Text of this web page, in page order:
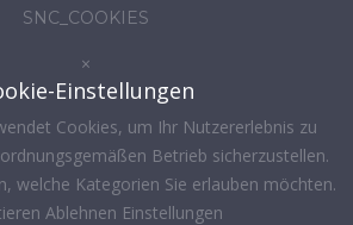
SNC_COOKIES
×
Einstellungen
Cookies, um Ihr Nutzererlebnis zu
Betrieb sicherzustellen.
welche Kategorien Sie erlauben möchten.
Ablehnen Einstellungen